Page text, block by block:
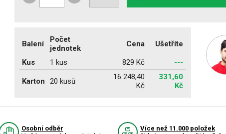
Balení
Počet
jednotek
Cena Ušetříte
Kus 1 kus 829 Kč ---
Karton 20 kusů
16 248,40
Kč
331,60
Kč
Osobní odběr
Více než 11.000 položek